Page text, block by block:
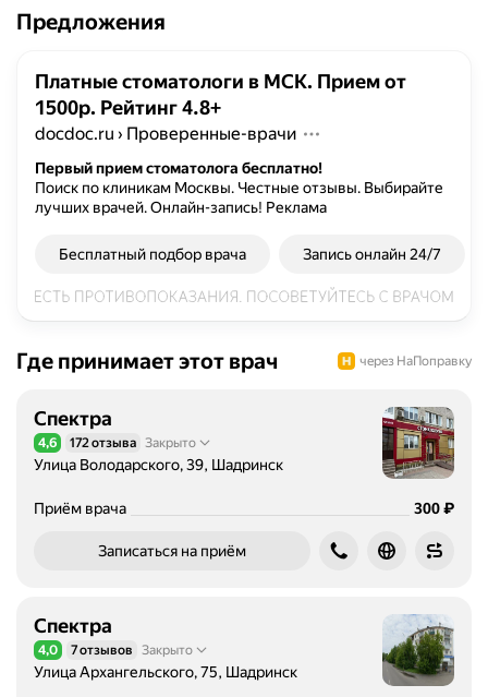
Предложения
Платные стоматологи в МСК. Прием от
1500р. Рейтинг 4.8+
docdoc.ru › Проверенные-врачи
Первый прием стоматолога бесплатно!
Поиск по клиникам Москвы. Честные отзывы. Выбирайте
лучших врачей. Онлайн-запись! Реклама
Бесплатный подбор врача Запись онлайн 24/7
Где принимает этот врач через НаПоправку
Спектра
Рейтинг 4,6 из 5
4,6 172 отзыва Закрыто
Улица Володарского, 39, Шадринск
Приём врача Цена
300₽
Записаться на приём
Спектра
Рейтинг 4,0 из 5
4,0 7 отзывов Закрыто
Улица Архангельского, 75, Шадринск